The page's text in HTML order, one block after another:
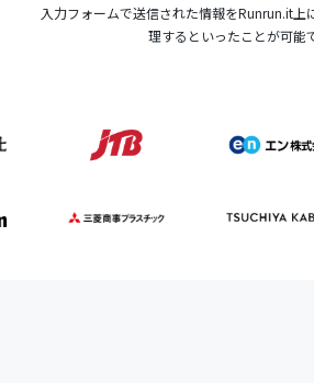
入力フォームで送信された情報をRunrun.it上
理するといったことが可能